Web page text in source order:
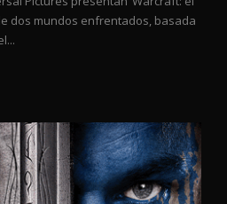
dos mundos enfrentados, basada